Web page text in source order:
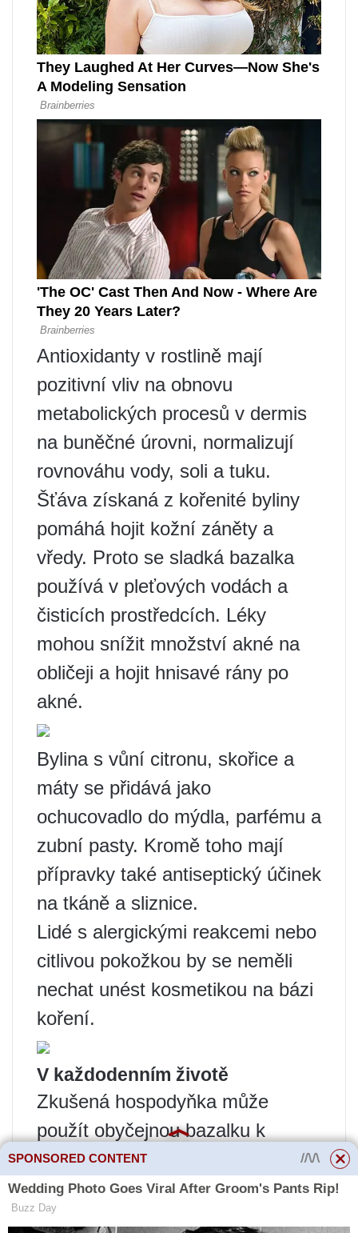
Antioxidanty v rostlině mají
pozitivní vliv na obnovu
metabolických procesů v dermis
na buněčné úrovni, normalizují
rovnováhu vody, soli a tuku.
Šťáva získaná z kořenité byliny
pomáhá hojit kožní záněty a
vředy. Proto se sladká bazalka
používá v pleťových vodách a
čisticích prostředcích. Léky
mohou snížit množství akné na
obličeji a hojit hnisavé rány po
akné.
Bylina s vůní citronu, skořice a
máty se přidává jako
ochucovadlo do mýdla, parfému a
zubní pasty. Kromě toho mají
přípravky také antiseptický účinek
na tkáně a sliznice.
Lidé s alergickými reakcemi nebo
citlivou pokožkou by se neměli
nechat unést kosmetikou na bázi
koření.
V každodenním životě
Zkušená hospodyňka může
použít obyčejnou bazalku k
aromatizaci místností domu a
rozložit snítky na pergamenový
papír.
SPONSORED CONTENT